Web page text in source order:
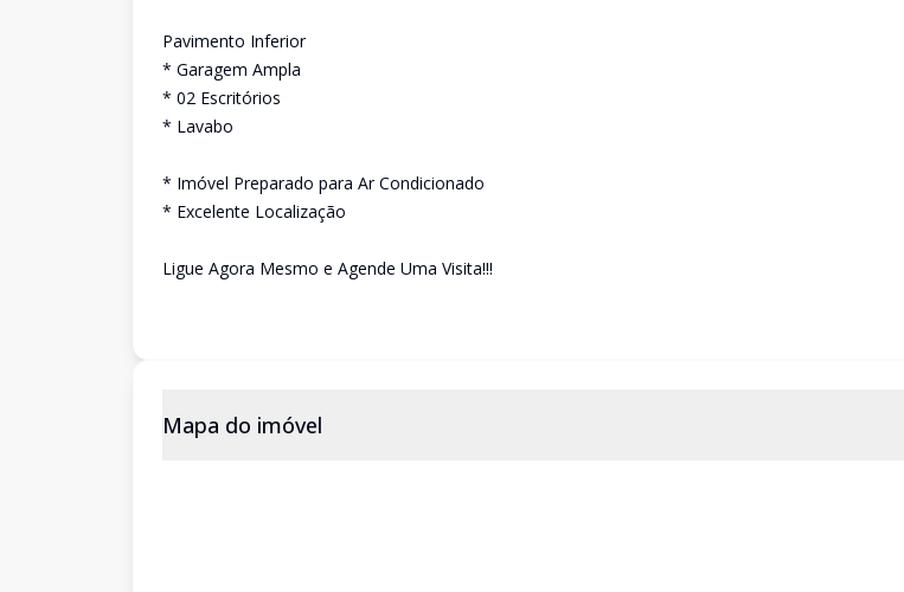
Pavimento Inferior
* Garagem Ampla
* 02 Escritórios
* Lavabo
* Imóvel Preparado para Ar Condicionado
* Excelente Localização
Ligue Agora Mesmo e Agende Uma Visita!!!
Mapa do imóvel